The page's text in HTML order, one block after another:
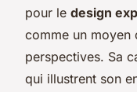
pour le design
comme un
perspectives. Sa
qui illustrent son